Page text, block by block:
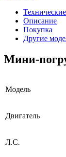
Описание
Покупка
Другие
Мини-
Модель
Двигатель
Л.С.